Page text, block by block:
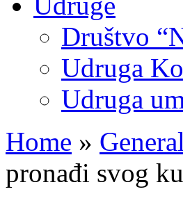
Društvo
Udruga
Udruga
Home »
pronađi svog